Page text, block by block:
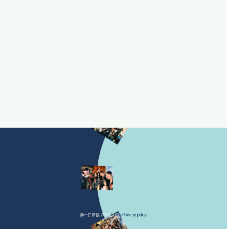
@一口新飯 2025TermsPrivacy policy